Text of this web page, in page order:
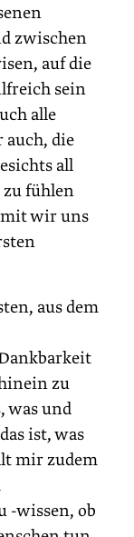
zwischen
auf die
sein
alle
auch, die
all
fühlen
wir uns
aus dem
zu
was und
ist, was
mir zudem
-wissen, ob